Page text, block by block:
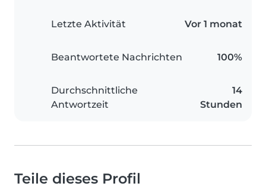
Letzte Aktivität Vor 1 monat
Beantwortete Nachrichten 100%
Durchschnittliche
Antwortzeit
14
Stunden
Teile dieses Profil